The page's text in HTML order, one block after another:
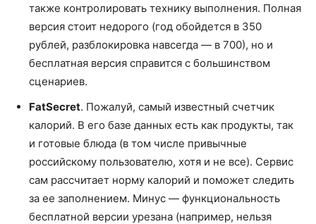
также контролировать технику выполнения. Полная
версия стоит недорого (год обойдется в 350
рублей, разблокировка навсегда — в 700), но и
бесплатная версия справится с большинством
сценариев.
FatSecret. Пожалуй, самый известный счетчик
калорий. В его базе данных есть как продукты, так
и готовые блюда (в том числе привычные
российскому пользователю, хотя и не все). Сервис
сам рассчитает норму калорий и поможет следить
за ее заполнением. Минус — функциональность
бесплатной версии урезана (например, нельзя